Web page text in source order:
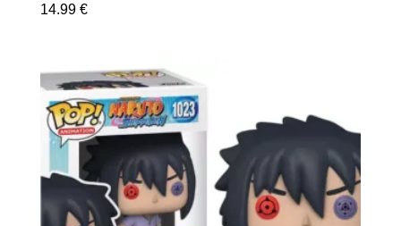
14.99 €